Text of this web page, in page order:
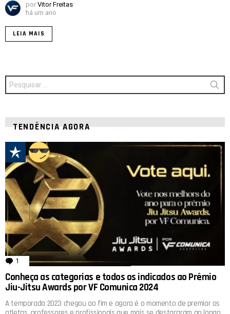
por Vitor Freitas
há um ano
LEIA MAIS
Procurar
por:
TENDÊNCIA AGORA
1 comentário
Conheça as categorias e todos os indicados ao Prêmio
Jiu-Jitsu Awards por VF Comunica 2024
A temporada 2023 chegou ao fim e agora é o momento de premiar os